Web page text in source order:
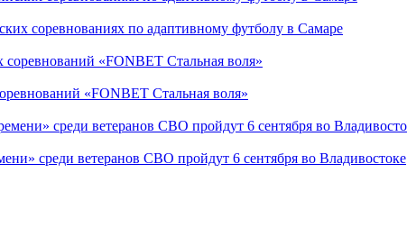
соревнованиях по адаптивному футболу в Самаре
«FONBET Стальная воля»
среди ветеранов СВО пройдут 6 сентября во Владивостоке